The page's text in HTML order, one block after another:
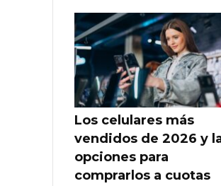
Los celulares más
vendidos de 2026 y
opciones para
comprarlos a cuotas